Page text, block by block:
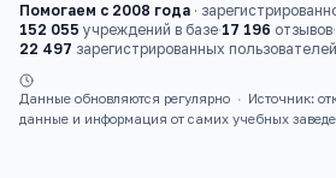
Помогаем с 2008 года ·
152 055 учреждений в базе·17 196 отзывов·
22 497 зарегистрированных пользователей
Данные обновляются регулярно ·
Источник:
данные и информация от самих учебных